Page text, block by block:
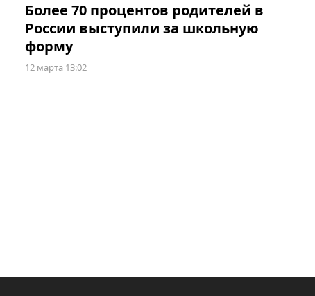
Более 70 процентов родителей в
России выступили за школьную
форму
12 марта 13:02